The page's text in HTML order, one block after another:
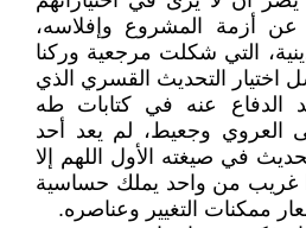
أزمة المشروع وإفلاسه،
التي شكلت مرجعية وركنا
اختيار التحديث القسري الذي
الدفاع عنه في كتابات طه
وجعيط، لم يعد أحد
في صيغته الأول اللهم إلا
غريب من واحد يملك حساسية
ممكنات التغيير وعناصره.